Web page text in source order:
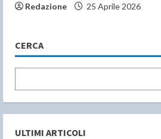
Redazione 25 Aprile 2026
CERCA
ULTIMI ARTICOLI